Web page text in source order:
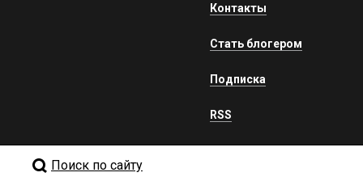
Контакты
Стать блогером
Подписка
RSS
Поиск по сайту